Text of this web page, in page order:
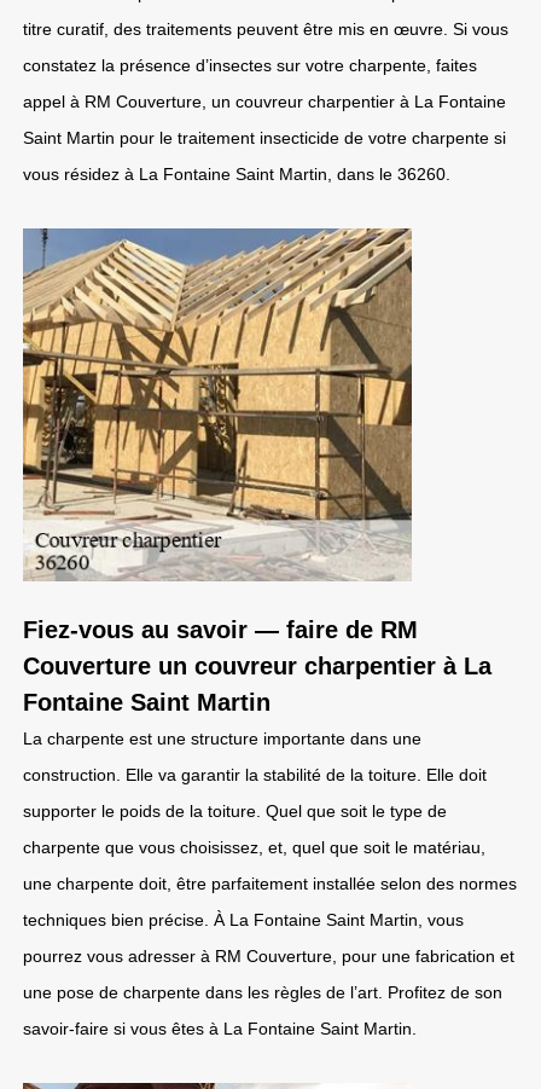
titre curatif, des traitements peuvent être mis en œuvre. Si vous
constatez la présence d’insectes sur votre charpente, faites
appel à RM Couverture, un couvreur charpentier à La Fontaine
Saint Martin pour le traitement insecticide de votre charpente si
vous résidez à La Fontaine Saint Martin, dans le 36260.
Fiez-vous au savoir — faire de RM
Couverture un couvreur charpentier à La
Fontaine Saint Martin
La charpente est une structure importante dans une
construction. Elle va garantir la stabilité de la toiture. Elle doit
supporter le poids de la toiture. Quel que soit le type de
charpente que vous choisissez, et, quel que soit le matériau,
une charpente doit, être parfaitement installée selon des normes
techniques bien précise. À La Fontaine Saint Martin, vous
pourrez vous adresser à RM Couverture, pour une fabrication et
une pose de charpente dans les règles de l’art. Profitez de son
savoir-faire si vous êtes à La Fontaine Saint Martin.